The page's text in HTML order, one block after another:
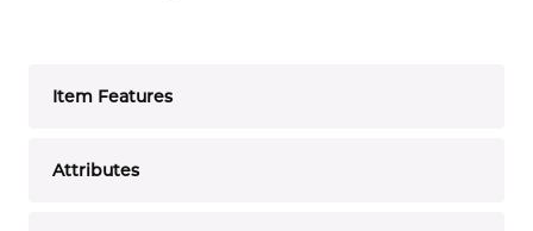
Item Features
Attributes